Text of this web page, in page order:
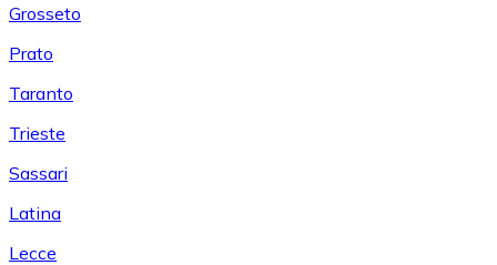
Grosseto
Prato
Taranto
Trieste
Sassari
Latina
Lecce